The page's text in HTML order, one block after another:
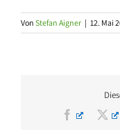
Von Stefan Aigner | 12. Mai
Facebook
X